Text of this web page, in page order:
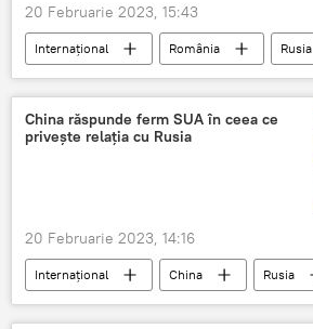
20 Februarie 2023, 15:43
Internațional România
Rusia
sancțiuni
rusofobie
China răspunde ferm SUA în ceea ce
privește relația cu Rusia
20 Februarie 2023, 14:16
Internațional China
Rusia
SUA
Relații internaționale